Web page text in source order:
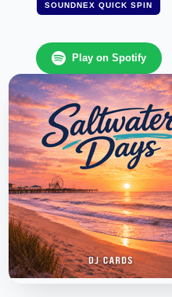
SOUNDNEX QUICK SPIN
Play on Spotify